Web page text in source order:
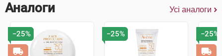
Аналоги Усі аналоги
−25% −25% −25%